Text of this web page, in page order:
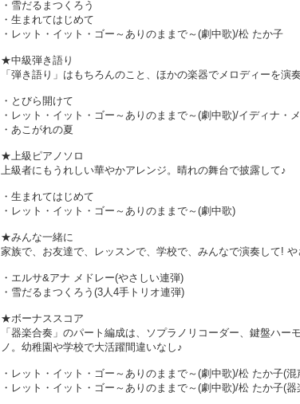
・雪だるまつくろう
・生まれてはじめて
・レット・イット・ゴー～ありのままで～(劇中歌)/松 たか子
★中級弾き語り
「弾き語り」はもちろんのこと、ほかの楽器でメロディーを演
・とびら開けて
・レット・イット・ゴー～ありのままで～(劇中歌)/イディナ・
・あこがれの夏
★上級ピアノソロ
上級者にもうれしい華やかアレンジ。晴れの舞台で披露して♪
・生まれてはじめて
・レット・イット・ゴー～ありのままで～(劇中歌)
★みんな一緒に
家族で、お友達で、レッスンで、学校で、みんなで演奏して!
・エルサ&アナ メドレー(やさしい連弾)
・雪だるまつくろう(3人4手トリオ連弾)
★ボーナススコア
「器楽合奏」のパート編成は、ソプラノリコーダー、鍵盤ハ
ノ。幼稚園や学校で大活躍間違いなし♪
・レット・イット・ゴー～ありのままで～(劇中歌)/松 たか子(
・レット・イット・ゴー～ありのままで～(劇中歌)/松 たか子(器